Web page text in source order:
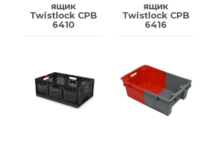
ящик
Twistlock CPB
6410
ящик
Twistlock CPB
6416